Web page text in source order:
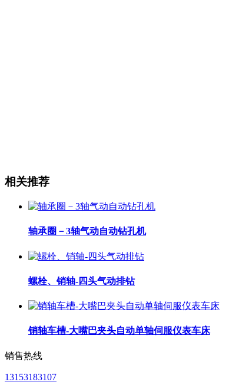
相关推荐
轴承圈－3轴气动自动钻孔机
螺栓、销轴-四头气动排钻
销轴车槽-大嘴巴夹头自动单轴伺服仪表车床
销售热线
13153183107